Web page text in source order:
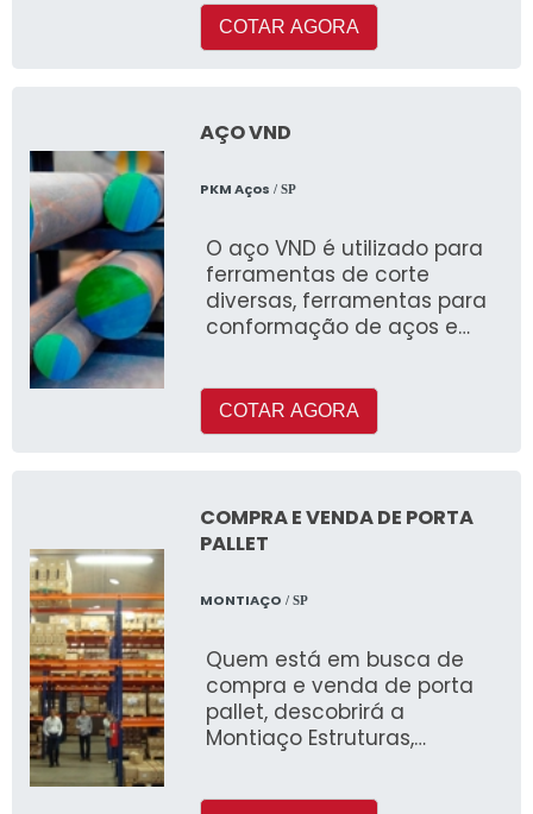
COTAR AGORA
AÇO VND
PKM Aços / SP
O aço VND é utilizado para
ferramentas de corte
diversas, ferramentas para
conformação de aços e
COTAR AGORA
COMPRA E VENDA DE PORTA
PALLET
MONTIAÇO / SP
Quem está em busca de
compra e venda de porta
pallet, descobrirá a
Montiaço Estruturas,